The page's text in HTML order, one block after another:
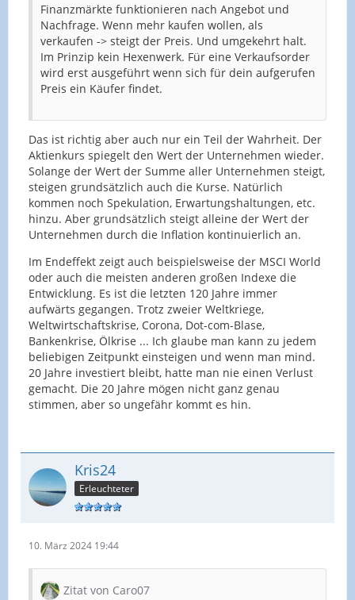
Finanzmärkte funktionieren nach Angebot und
Nachfrage. Wenn mehr kaufen wollen, als
verkaufen -> steigt der Preis. Und umgekehrt halt.
Im Prinzip kein Hexenwerk. Für eine Verkaufsorder
wird erst ausgeführt wenn sich für dein aufgerufen
Preis ein Käufer findet.
Das ist richtig aber auch nur ein Teil der Wahrheit. Der
Aktienkurs spiegelt den Wert der Unternehmen wieder.
Solange der Wert der Summe aller Unternehmen steigt,
steigen grundsätzlich auch die Kurse. Natürlich
kommen noch Spekulation, Erwartungshaltungen, etc.
hinzu. Aber grundsätzlich steigt alleine der Wert der
Unternehmen durch die Inflation kontinuierlich an.
Im Endeffekt zeigt auch beispielsweise der MSCI World
oder auch die meisten anderen großen Indexe die
Entwicklung. Es ist die letzten 120 Jahre immer
aufwärts gegangen. Trotz zweier Weltkriege,
Weltwirtschaftskrise, Corona, Dot-com-Blase,
Bankenkrise, Ölkrise ... Ich glaube man kann zu jedem
beliebigen Zeitpunkt einsteigen und wenn man mind.
20 Jahre investiert bleibt, hatte man nie einen Verlust
gemacht. Die 20 Jahre mögen nicht ganz genau
stimmen, aber so ungefähr kommt es hin.
Kris24
Erleuchteter
10. März 2024 19:44
Zitat von Caro07